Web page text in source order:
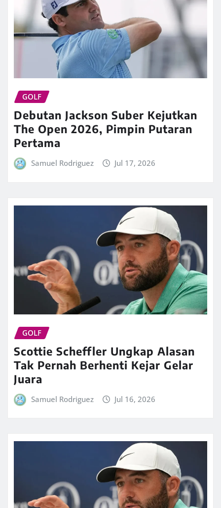
GOLF
Debutan Jackson Suber Kejutkan
The Open 2026, Pimpin Putaran
Pertama
Samuel Rodriguez Jul 17, 2026
GOLF
Scottie Scheffler Ungkap Alasan
Tak Pernah Berhenti Kejar Gelar
Juara
Samuel Rodriguez Jul 16, 2026